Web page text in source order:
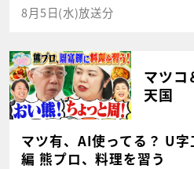
8月5日(水)放送分
マツコ
天国
マツ有、AI使ってる？ U
編 熊プロ、料理を習う